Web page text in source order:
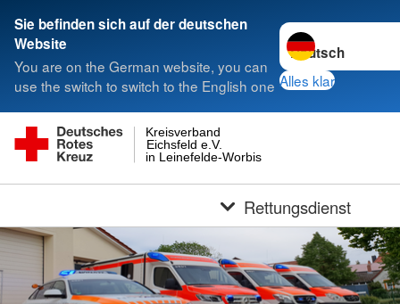
Sie befinden sich auf der deutschen
Website
You are on the German website, you can
use the switch to switch to the English one
Sprache wechseln
Alles klar
in Leinefelde-Worbis
Eichsfeld e.V.
Kreisverband
Rettungsdienst